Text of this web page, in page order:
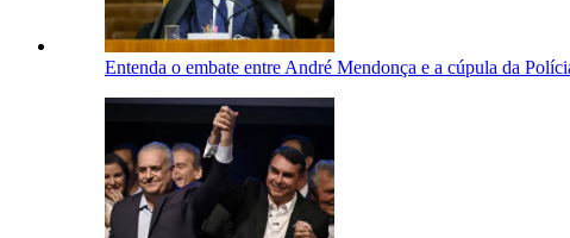
Entenda o embate entre André Mendonça e a cúpula da